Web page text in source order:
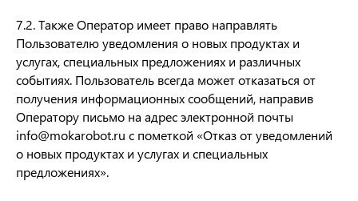
7.2. Также Оператор имеет право направлять
Пользователю уведомления о новых продуктах и
услугах, специальных предложениях и различных
событиях. Пользователь всегда может отказаться от
получения информационных сообщений, направив
Оператору письмо на адрес электронной почты
info@mokarobot.ru с пометкой «Отказ от уведомлений
о новых продуктах и услугах и специальных
предложениях».